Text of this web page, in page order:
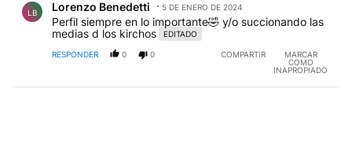
LB Lorenzo Benedetti 5 DE ENERO DE 2024
Perfil siempre en lo importante🤣 y/o succionando las
medias d los kirchos
EDITADO
RESPONDER 0 0 COMPARTIR
MARCAR
COMO
INAPROPIADO